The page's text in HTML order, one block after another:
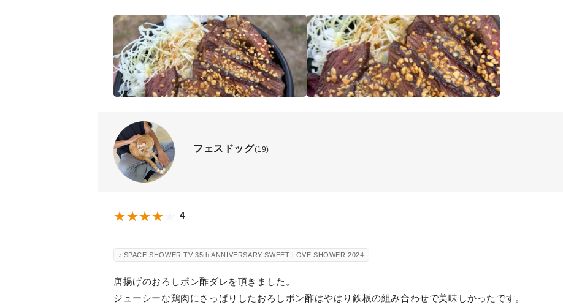
フェスドッグ(19)
4
SPACE SHOWER TV 35th ANNIVERSARY SWEET LOVE SHOWER 2024
唐揚げのおろしポン酢ダレを頂きました。
ジューシーな鶏肉にさっぱりしたおろしポン酢はやはり鉄板の組み合わせで美味しかったです。